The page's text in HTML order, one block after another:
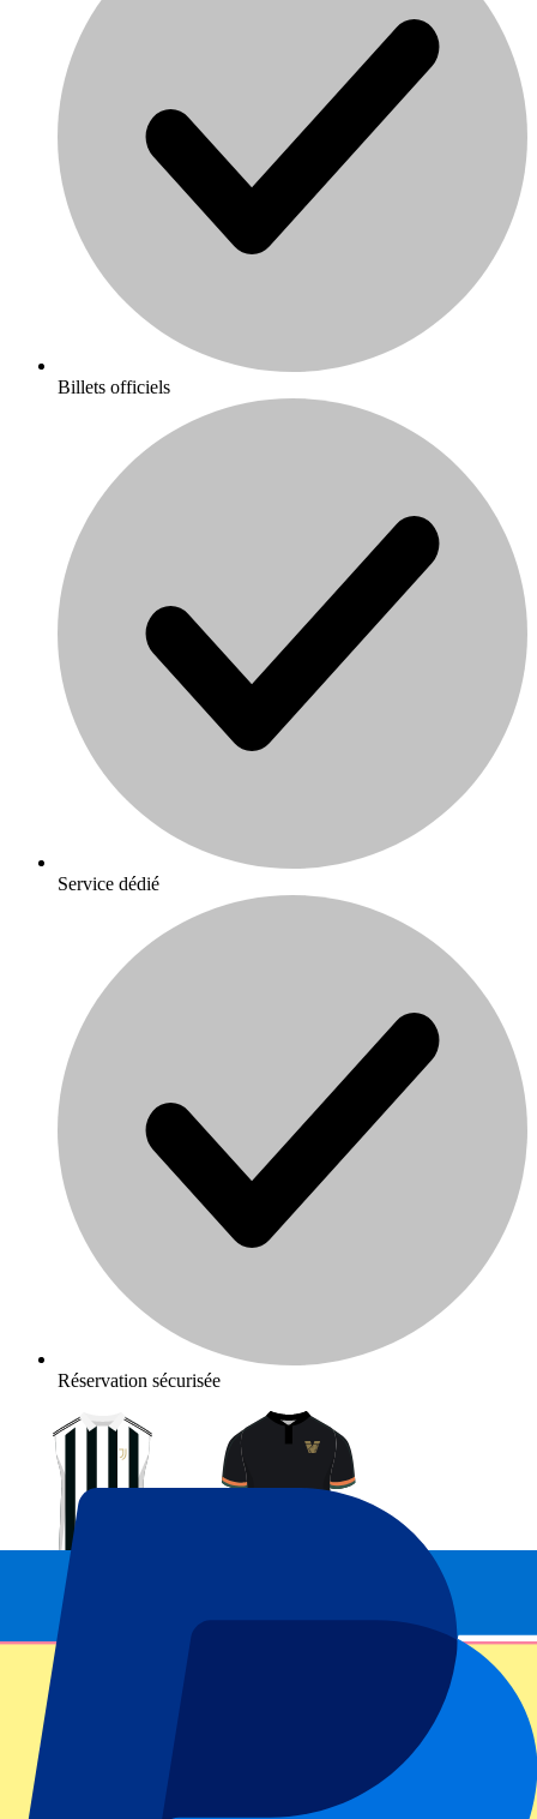
Billets officiels
Service dédié
Réservation sécurisée
Juventus vs Venezia
22 novembre 2026, 15:00
Plus de détails Moins de détails
Plus d'infos